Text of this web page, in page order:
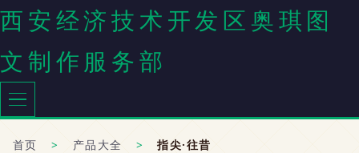
西安经济技术开发区奥琪图
文制作服务部
首页 > 产品大全 > 指尖·往昔